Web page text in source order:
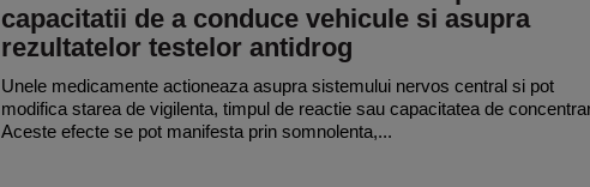
capacitatii de a conduce vehicule si asupra
rezultatelor testelor antidrog
Unele medicamente actioneaza asupra sistemului nervos central si pot
modifica starea de vigilenta, timpul de reactie sau capacitatea de
Aceste efecte se pot manifesta prin somnolenta,...